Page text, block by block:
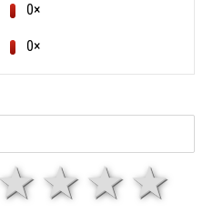
0×
0×
4
3
2 hvězdy
1 hvězda